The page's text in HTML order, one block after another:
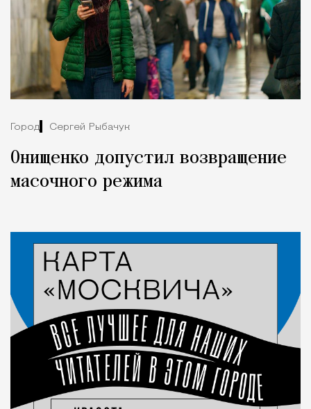
Город Сергей Рыбачук
Онищенко допустил возвращение
масочного режима